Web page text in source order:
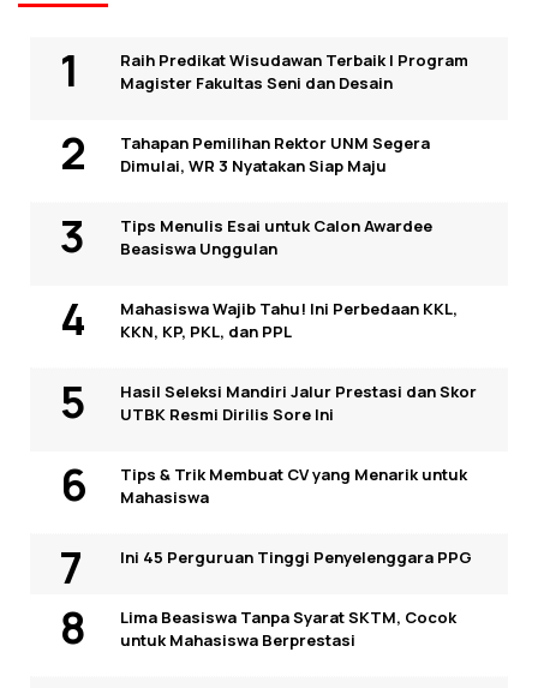
Raih Predikat Wisudawan Terbaik I Program
Magister Fakultas Seni dan Desain
Tahapan Pemilihan Rektor UNM Segera
Dimulai, WR 3 Nyatakan Siap Maju
Tips Menulis Esai untuk Calon Awardee
Beasiswa Unggulan
Mahasiswa Wajib Tahu! Ini Perbedaan KKL,
KKN, KP, PKL, dan PPL
Hasil Seleksi Mandiri Jalur Prestasi dan Skor
UTBK Resmi Dirilis Sore Ini
Tips & Trik Membuat CV yang Menarik untuk
Mahasiswa
Ini 45 Perguruan Tinggi Penyelenggara PPG
Lima Beasiswa Tanpa Syarat SKTM, Cocok
untuk Mahasiswa Berprestasi